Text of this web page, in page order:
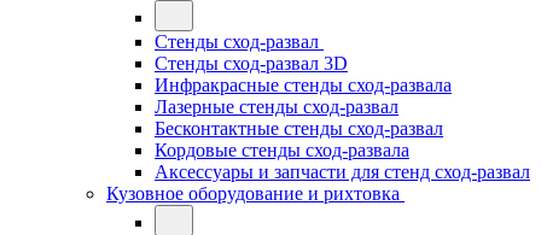
Стенды сход-развал
Стенды сход-развал 3D
Инфракрасные стенды сход-развала
Лазерные стенды сход-развал
Бесконтактные стенды сход-развал
Кордовые стенды сход-развала
Аксессуары и запчасти для стенд сход-развал
Кузовное оборудование и рихтовка